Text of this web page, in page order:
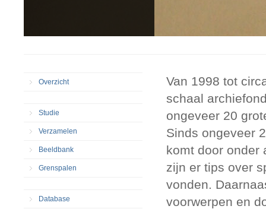
Overzicht
Studie
Verzamelen
Beeldbank
Grenspalen
Database
Van 1998 tot
schaal
ongeveer 20
Sinds ongeveer
komt door onder
zijn er tips over
vonden.
voorwerpen en